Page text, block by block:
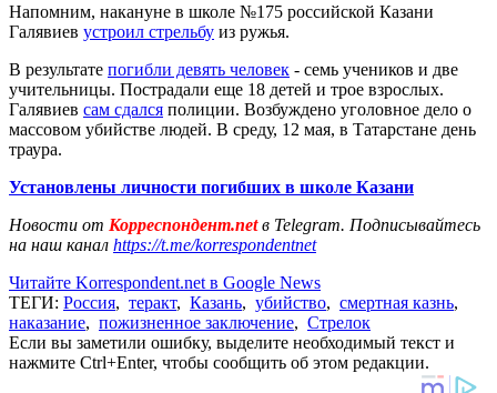
Напомним, накануне в школе №175 российской Казани
Галявиев устроил стрельбу из ружья.
В результате погибли девять человек - семь учеников и две
учительницы. Пострадали еще 18 детей и трое взрослых.
Галявиев сам сдался полиции. Возбуждено уголовное дело о
массовом убийстве людей. В среду, 12 мая, в Татарстане день
траура.
Установлены личности погибших в школе Казани
Новости от Корреспондент.netв Telegram. Подписывайтесь
на наш канал https://t.me/korrespondentnet
Читайте Korrespondent.net в Google News
ТЕГИ: Россия, теракт, Казань, убийство, смертная казнь,
наказание, пожизненное заключение, Стрелок
Если вы заметили ошибку, выделите необходимый текст и
нажмите Ctrl+Enter, чтобы сообщить об этом редакции.